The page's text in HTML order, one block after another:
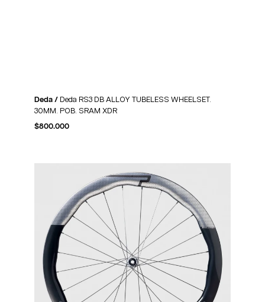
Deda / Deda RS3 DB ALLOY TUBELESS WHEELSET.
30MM. POB. SRAM XDR
$800.000